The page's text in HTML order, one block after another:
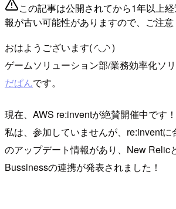
この記事は公開されてから1年以上
報が古い可能性がありますので、ご注意
おはようございます( ◜◡◝ )
ゲームソリューション部/業務効率化ソ
だぱんです。
現在、AWS re:inventが絶賛開催中です！
私は、参加していませんが、re:invent
のアップデート情報があり、New Relic
Bussinessの連携が発表されました！